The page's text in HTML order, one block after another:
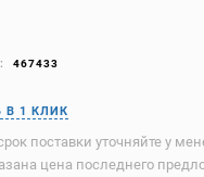
467433
поставки уточняйте у
цена последнего